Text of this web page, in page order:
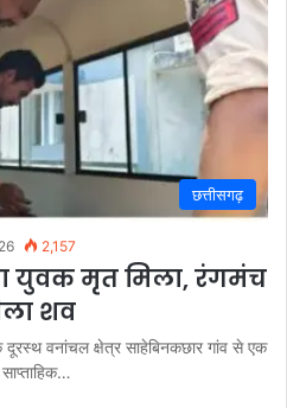
छत्तीसगढ़
2,157
युवक मृत मिला, रंगमंच
शव
वनांचल क्षेत्र साहेबिनकछार गांव से एक